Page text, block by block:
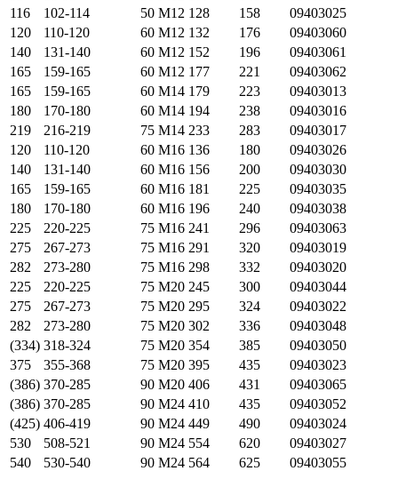
116
102-114 50 М12 128 158
09403025
120
110-120 60 М12 132 176
09403060
140
131-140 60 М12 152 196
09403061
165
159-165 60 М12 177 221
09403062
165
159-165 60 М14 179 223
09403013
180
170-180 60 М14 194 238
09403016
219
216-219 75 М14 233 283
09403017
120
110-120 60 М16 136 180
09403026
140
131-140 60 М16 156 200
09403030
165
159-165 60 М16 181 225
09403035
180
170-180 60 М16 196 240
09403038
225
220-225 75 М16 241 296
09403063
275
267-273 75 М16 291 320
09403019
282
273-280 75 М16 298 332
09403020
225
220-225 75 М20 245 300
09403044
275
267-273 75 М20 295 324
09403022
282
273-280 75 М20 302 336
09403048
(334) 318-324 75 М20 354 385
09403050
375
355-368 75 М20 395 435
09403023
(386) 370-285 90 М20 406 431
09403065
(386) 370-285 90 М24 410 435
09403052
(425) 406-419 90 М24 449 490
09403024
530
508-521 90 М24 554 620
09403027
540
530-540 90 М24 564 625 09403055